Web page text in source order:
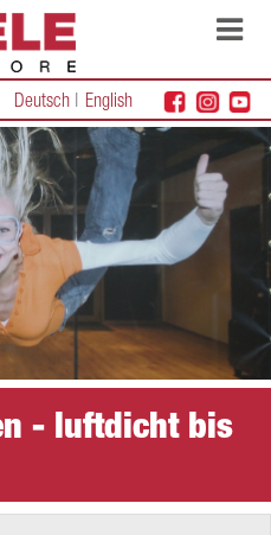
English
Deutsch
- luftdicht bis